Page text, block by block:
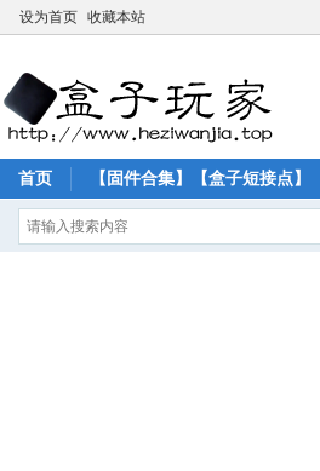
设为首页 收藏本站
首页 【固件合集】【盒子短接点】